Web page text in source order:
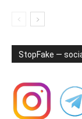
StopFake —